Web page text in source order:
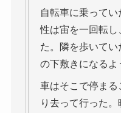
自転車に乗って
性は宙を一回転
た。隣を歩いて
の下敷きになるよ
車はそこで停ま
り去って行った